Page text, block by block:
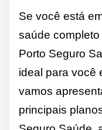
Se você está
saúde
Porto Seguro
ideal para você
vamos
principais